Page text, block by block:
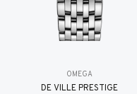
OMEGA
DE VILLE PRESTIGE